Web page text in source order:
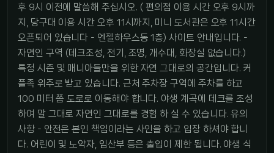
후 9시 이전에 말씀해 주십시오. ( 편의점 이용 시간 오후 9시까
지, 당구대 이용 시간 오후 11시까지, 미니 도서관은 오후 11시간
오픈되어 있습니다 - 엔젤하우스동 1층) 사이트 안내입니다. -
자연인 구역 (데크조성, 전기, 조명, 개수대, 화장실 없습니다.)
특정 시즌 및 매니아들만을 위한 자연 그대로의 공간입니다. 커
플족 위주로 받고 있습니다. 근처 주차장 구역에 주차를 하고
100 미터 쯤 도로로 이동해야 합니다. 야생 계곡에 데크를 조성
하여 말 그대로 자연인 그대로를 경험 하 실 수 있습니다. 유의
사항 - 안전은 본인 책임이라는 사인을 하고 입장 하셔야 합니
다. 어린이 및 노약자, 임산부 등은 출입이 제한 됩니다. 야생 식